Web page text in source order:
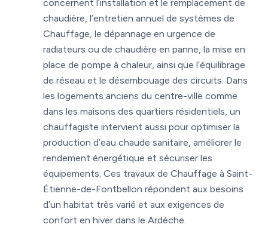
concernent l’installation et le remplacement de
chaudière, l’entretien annuel de systèmes de
Chauffage, le dépannage en urgence de
radiateurs ou de chaudière en panne, la mise en
place de pompe à chaleur, ainsi que l’équilibrage
de réseau et le désembouage des circuits. Dans
les logements anciens du centre-ville comme
dans les maisons des quartiers résidentiels, un
chauffagiste intervient aussi pour optimiser la
production d’eau chaude sanitaire, améliorer le
rendement énergétique et sécuriser les
équipements. Ces travaux de Chauffage à Saint-
Étienne-de-Fontbellon répondent aux besoins
d’un habitat très varié et aux exigences de
confort en hiver dans le Ardèche.